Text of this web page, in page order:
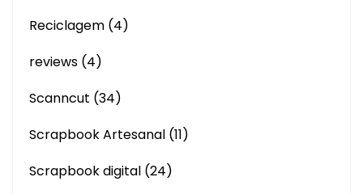
Reciclagem (4)
reviews (4)
Scanncut (34)
Scrapbook Artesanal (11)
Scrapbook digital (24)